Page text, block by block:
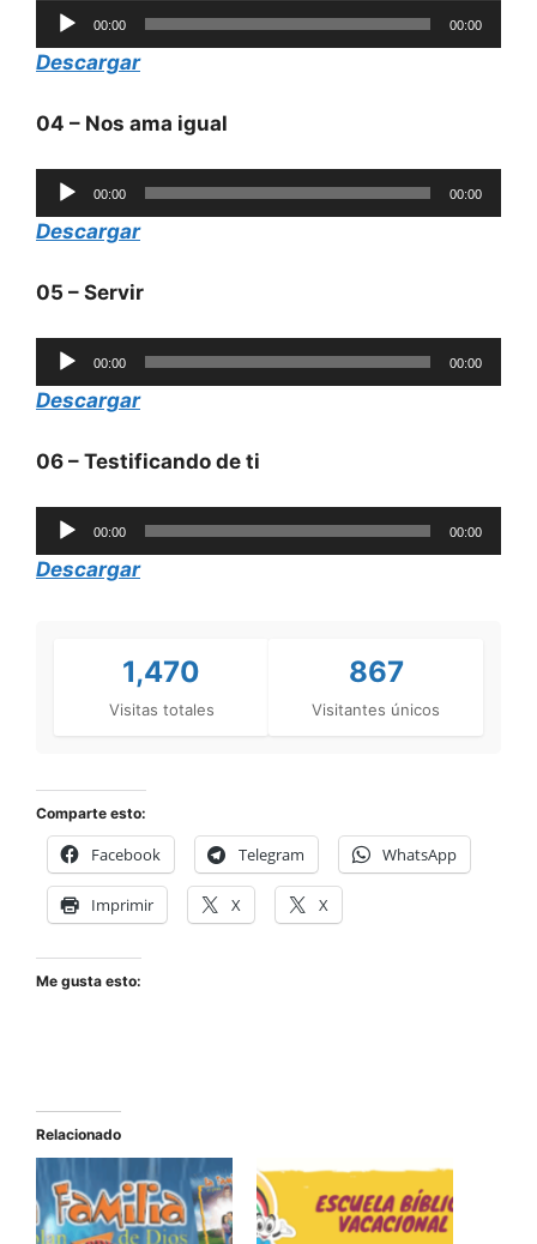
Reproductor
de
audio
00:00 00:00
Descargar
04 – Nos ama igual
Reproductor
de
audio
00:00 00:00
Descargar
05 – Servir
Reproductor
de
audio
00:00 00:00
Descargar
06 – Testificando de ti
Reproductor
de
audio
00:00 00:00
Descargar
1,470
Visitas totales
867
Visitantes únicos
Comparte esto:
Facebook Telegram WhatsApp
Imprimir X X
Me gusta esto:
Relacionado